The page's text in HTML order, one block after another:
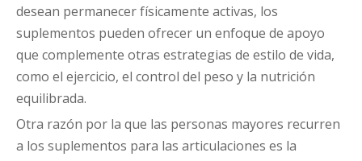
desean permanecer físicamente activas, los
suplementos pueden ofrecer un enfoque de apoyo
que complemente otras estrategias de estilo de vida,
como el ejercicio, el control del peso y la nutrición
equilibrada.
Otra razón por la que las personas mayores recurren
a los suplementos para las articulaciones es la